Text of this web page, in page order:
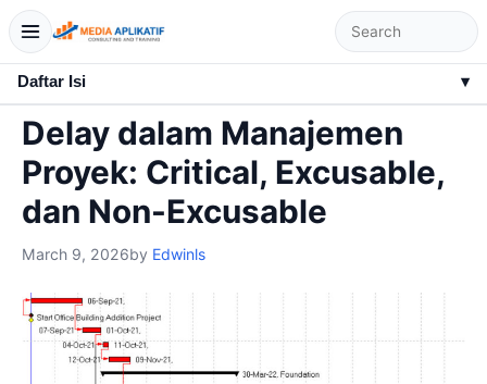
Delay dalam Manajemen
Proyek: Critical, Excusable,
dan Non-Excusable
March 9, 2026by Edwinls
Daftar Isi ▾